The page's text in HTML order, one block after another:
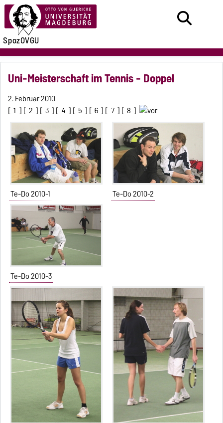
SpozOVGU
Uni-Meisterschaft im Tennis - Doppel
2. Februar 2010
[ 1 ] [ 2 ] [ 3 ] [ 4 ] [ 5 ] [ 6 ] [ 7 ] [ 8 ]
Te-Do 2010-1 Te-Do 2010-2
Te-Do 2010-3